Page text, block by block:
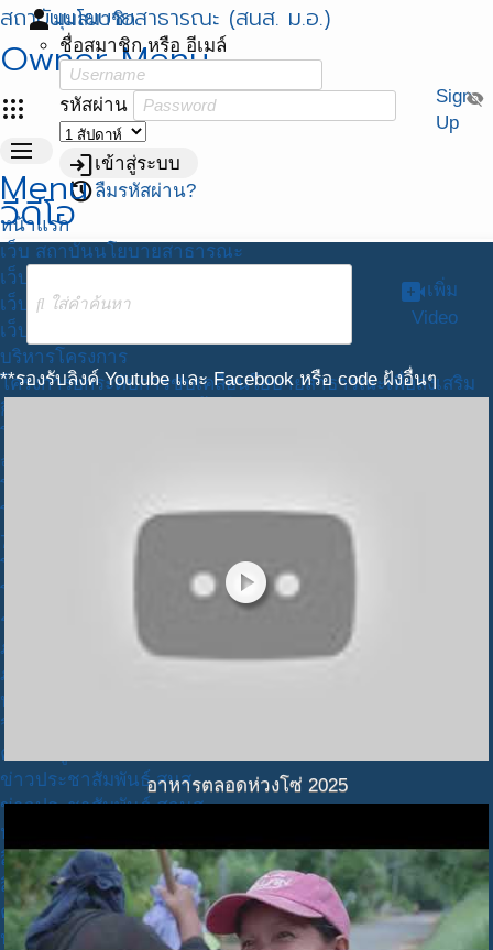
สถาบันนโยบายสาธารณะ (สนส. ม.อ.)
Owner Menu
apps
personมุมสมาชิก
ชื่อสมาชิก หรือ อีเมล์
รหัสผ่าน visibility_off
loginเข้าสู่ระบบ
restoreลืมรหัสผ่าน?
Sign
Up
menu
Menu
หน้าแรก
เว็บ สถาบันนโยบายสาธารณะ
เว็บ ศวนส.
เว็บ 1ตำบล 1มหาวิทยาลัย
เว็บ พัฒนาศักยภาพฯ สสส.
บริหารโครงการ
โครงการยกระดับการขับเคลื่อนโยบายสาธารณะเพื่อส่งเสริม
กิจกรรมทางกายในระดับพื้นที่ ปี 2564
โครงการ บูรณาการขับเคลื่อนงานสร้างเสริมสุขภาวะ 77
จังหวัด
โครงการ ศูนย์วิชาการพัฒนานโยบายสาธารณะ (ศวนส)
โครงการจัดทำแผนพัฒนากลุ่มจังหวัดภาคใต้ชายแดน ปี 66-
70
โครงการ 1 ตำบล 1 มหาวิทยาลัย
โครงการอื่นๆ ของ สถาบันนโยบายสาธารณะ (สนส)
รายชื่อโครงการ ทั้งหมด(รวมทุกแผนงาน)
ภาพแผนภูมิต้นไม้ (โครงการ)
ภาพแผนที่ (โครงการ)
ปฎิทินโครงการ
วิเคราะห์
คลังข้อมูล
ข่าวประชาสัมพันธ์ สนส
ข่าวประชาสัมพันธ์ ศวนส
หนังสือ E-Book
สื่อ -วีดีโอ
สื่อ -วิทยุ
คู่มือ แบบฟอร์ม
ปฎิทิน สนส.
วีดีโอ
video_callเพิ่ม
Video
**รองรับลิงค์ Youtube และ Facebook หรือ code ฝังอื่นๆ
play_circle
อาหารตลอดห่วงโซ่ 2025